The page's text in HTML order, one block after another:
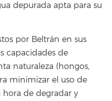
depurada apta para su
por Beltrán en sus
capacidades de
naturaleza (hongos,
minimizar el uso de
de degradar y